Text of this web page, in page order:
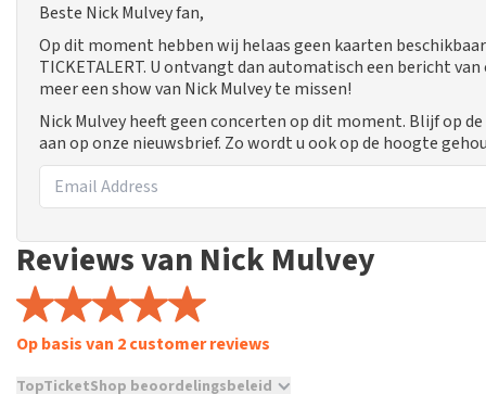
Beste Nick Mulvey fan,
Op dit moment hebben wij helaas geen kaarten
TICKETALERT. U ontvangt dan automatisch een bericht
meer een show van Nick Mulvey te missen!
Nick Mulvey heeft geen concerten op dit moment. Blijf op
aan op onze nieuwsbrief. Zo wordt u ook op de hoogte
Reviews van Nick Mulvey
Op basis van 2 customer reviews
TopTicketShop beoordelingsbeleid